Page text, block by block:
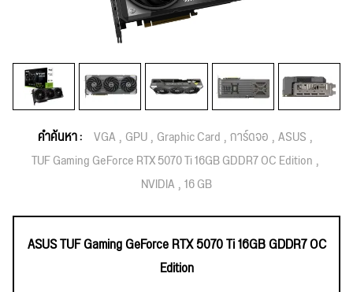
คำค้นหา : VGA GPU Graphic Card การ์ดจอ ASUS
TUF Gaming GeForce RTX 5070 Ti 16GB GDDR7 OC Edition
NVIDIA 16 GB
ASUS TUF Gaming GeForce RTX 5070 Ti 16GB GDDR7 OC
Edition